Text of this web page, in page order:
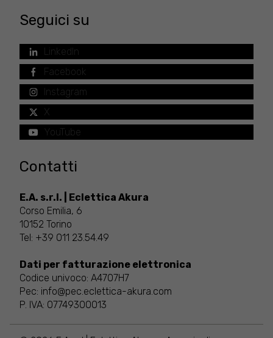
Seguici su
LinkedIn
Facebook
Instagram
X
YouTube
Contatti
E.A. s.r.l. | Eclettica Akura
Corso Emilia, 6
10152 Torino
Tel: +39 011 23.54.49
Dati per fatturazione elettronica
Codice univoco: A4707H7
Pec: info@pec.eclettica-akura.com
P. IVA: 07749300013